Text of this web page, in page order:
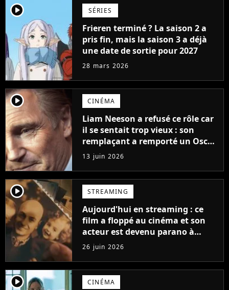
player2 SÉRIES
Frieren terminé ? La saison 2 a
pris fin, mais la saison 3 a déjà
une date de sortie pour 2027
28 mars 2026
player2 CINÉMA
Liam Neeson a refusé ce rôle car
il se sentait trop vieux : son
remplaçant a remporté un Oscar
et est considéré comme le plus
grand acteur de tous les temps
13 juin 2026
player2 STREAMING
Aujourd'hui en streaming : ce
film a floppé au cinéma et son
acteur est devenu parano à
cause de l'histoire
26 juin 2026
player2 CINÉMA